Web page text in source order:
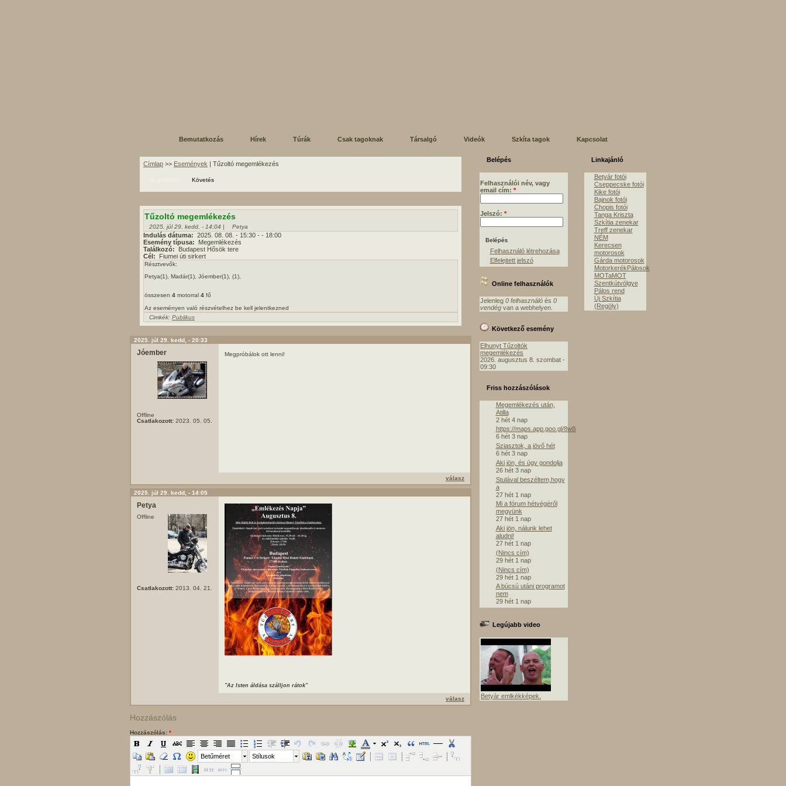
Bemutatkozás Hírek Túrák Csak tagoknak Társalgó Videók Szkíta tagok Kapcsolat
Címlap >> Események | Tűzoltó megemlékezés
Követés
Tűzoltó megemlékezés
2025. júl 29. kedd, - 14:04 | Petya
Indulás dátuma: 2025. 08. 08. - 15:30 - - 18:00
Esemény típusa:
Megemlékezés
Találkozó:
Budapest Hősök tere
Cél:
Fiumei úti sirkert
Résztvevők:
Petya(1), Madár(1), Jóember(1), (1),
összesen 4 motorral 4 fő
Az eseményen való részvételhez be kell jelentkezned
Cimkék: Publikus
2025. júl 29. kedd, - 20:33
Jóember
Offline
Csatlakozott: 2023. 05. 05.
Megpróbálok ott lenni!
válasz
2025. júl 29. kedd, - 14:05
Petya
Offline
Csatlakozott: 2013. 04. 21.
"Az Isten áldása szálljon rátok"
válasz
Hozzászólás
Hozzászólás: *
Betűméret Stílusok
Belépés
Felhasználói név, vagy
email cím: *
Jelszó: *
Felhasználó létrehozása
Elfelejtett jelszó
Online felhasználók
Jelenleg 0 felhasználó és 0
vendég van a webhelyen.
Következő esemény
Elhunyt Tűzoltók
megemlékezés
2026. augusztus 8. szombat -
09:30
Friss hozzászólások
Megemlékezés után,
Atilla
2 hét 4 nap
https://maps.app.goo.gl/8w8mE
6 hét 3 nap
Sziasztok, a jövő hét
6 hét 3 nap
Aki jön, és úgy gondolja
26 hét 3 nap
Stulával beszéltem,hogy
a
27 hét 1 nap
Mi a fórum hétvégéről
megyünk
27 hét 1 nap
Aki jön, nálunk lehet
aludni!
27 hét 1 nap
(Nincs cím)
29 hét 1 nap
(Nincs cím)
29 hét 1 nap
A búcsú utáni programot
nem
29 hét 1 nap
Legújabb video
Betyár emlkékképek.
Linkajánló
Betyár fotói
Cseppecske fotói
Kike fotói
Bajnok fotói
Chopis fotói
Tanga Kriszta
Szkítia zenekar
Treff zenekar
NÉM
Kerecsen
motorosok
Gárda motorosok
MotorkerékPálosok
MOTaMOT
Szentkútvölgye
Pálos rend
Új Szkítia
(Regöly)